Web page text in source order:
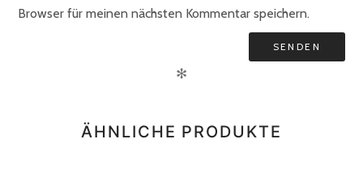
Browser für meinen nächsten Kommentar speichern.
✻
ÄHNLICHE PRODUKTE